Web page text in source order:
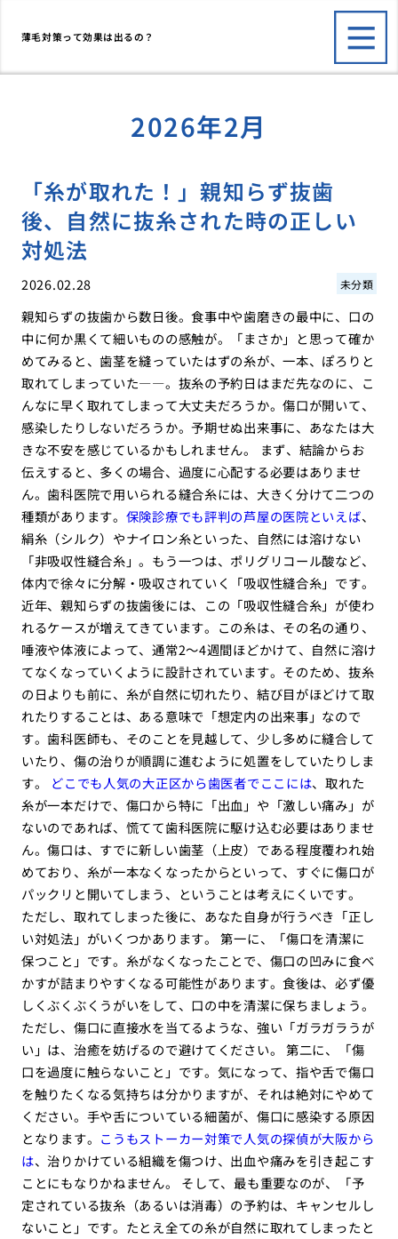
薄毛対策って効果は出るの？
2026年2月
「糸が取れた！」親知らず抜歯
後、自然に抜糸された時の正しい
対処法
2026.02.28 未分類
親知らずの抜歯から数日後。食事中や歯磨きの最中に、口の
中に何か黒くて細いものの感触が。「まさか」と思って確か
めてみると、歯茎を縫っていたはずの糸が、一本、ぽろりと
取れてしまっていた――。抜糸の予約日はまだ先なのに、こ
んなに早く取れてしまって大丈夫だろうか。傷口が開いて、
感染したりしないだろうか。予期せぬ出来事に、あなたは大
きな不安を感じているかもしれません。 まず、結論からお
伝えすると、多くの場合、過度に心配する必要はありませ
ん。歯科医院で用いられる縫合糸には、大きく分けて二つの
種類があります。 保険診療でも評判の芦屋の医院といえば、
絹糸（シルク）やナイロン糸といった、自然には溶けない
「非吸収性縫合糸」。もう一つは、ポリグリコール酸など、
体内で徐々に分解・吸収されていく「吸収性縫合糸」です。
近年、親知らずの抜歯後には、この「吸収性縫合糸」が使わ
れるケースが増えてきています。この糸は、その名の通り、
唾液や体液によって、通常2〜4週間ほどかけて、自然に溶け
てなくなっていくように設計されています。そのため、抜糸
の日よりも前に、糸が自然に切れたり、結び目がほどけて取
れたりすることは、ある意味で「想定内の出来事」なので
す。歯科医師も、そのことを見越して、少し多めに縫合して
いたり、傷の治りが順調に進むように処置をしていたりしま
す。 どこでも人気の大正区から歯医者でここには、取れた
糸が一本だけで、傷口から特に「出血」や「激しい痛み」が
ないのであれば、慌てて歯科医院に駆け込む必要はありませ
ん。傷口は、すでに新しい歯茎（上皮）である程度覆われ始
めており、糸が一本なくなったからといって、すぐに傷口が
パックリと開いてしまう、ということは考えにくいです。
ただし、取れてしまった後に、あなた自身が行うべき「正し
い対処法」がいくつかあります。 第一に、「傷口を清潔に
保つこと」です。糸がなくなったことで、傷口の凹みに食べ
かすが詰まりやすくなる可能性があります。食後は、必ず優
しくぶくぶくうがいをして、口の中を清潔に保ちましょう。
ただし、傷口に直接水を当てるような、強い「ガラガラうが
い」は、治癒を妨げるので避けてください。 第二に、「傷
口を過度に触らないこと」です。気になって、指や舌で傷口
を触りたくなる気持ちは分かりますが、それは絶対にやめて
ください。手や舌についている細菌が、傷口に感染する原因
となります。 こうもストーカー対策で人気の探偵が大阪から
は、治りかけている組織を傷つけ、出血や痛みを引き起こす
ことにもなりかねません。 そして、最も重要なのが、「予
定されている抜糸（あるいは消毒）の予約は、キャンセルし
ないこと」です。たとえ全ての糸が自然に取れてしまったと